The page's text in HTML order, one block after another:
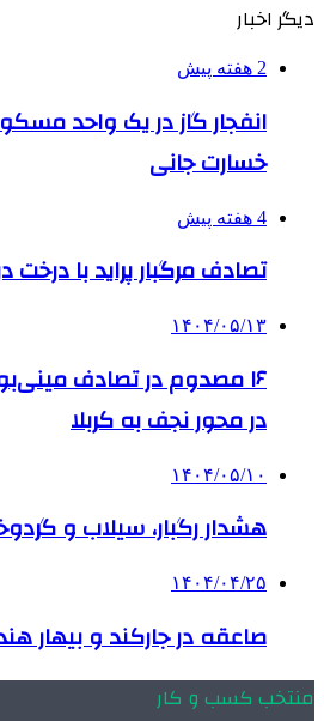
دیگر اخبار
2 هفته پیش
انفجار گاز در یک واحد
خسارت جانی
4 هفته پیش
تصادف مرگبار پراید با درخت
۱۴۰۴/۰۵/۱۳
۱۶ مصدوم در تصادف
در محور نجف به کربلا
۱۴۰۴/۰۵/۱۰
هشدار رگبار، سیلاب و گردوخاک در ۵
۱۴۰۴/۰۴/۲۵
صاعقه در جارکند و بیهار هند جان ۲۱
منتخب کسب و کار